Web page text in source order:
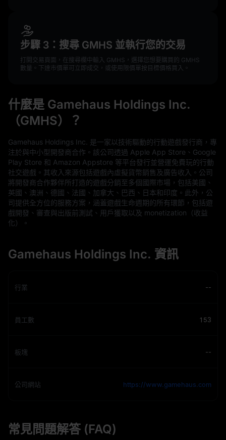
步驟 3：搜尋 GMHS 並執行您的交易
打開交易頁面，在搜尋欄中輸入 GMHS，選擇您想要購買的 GMHS
數量。下達市價單可立即成交，或使用限價單按目標價格買入。
什麼是 Gamehaus Holdings Inc.
（GMHS）？
Gamehaus Holdings Inc. 是一家以技術驅動的行動遊戲發行商，專
注於與中小型開發商合作。該公司透過 Apple App Store、Google
Play Store 和 Amazon Appstore 等平台發行並營運免費玩的行動
社交遊戲。其收入來源包括遊戲內虛擬貨幣銷售及廣告收入。公司
將開發商合作夥伴所打造的遊戲分銷至多個國際市場，包括美國、
英國、澳洲、德國、法國、加拿大、巴西、日本和印度。此外，公
司提供全方位的服務方案，涵蓋遊戲生命週期的所有環節，包括遊
戲開發、審查與出版前測試、用戶獲取以及 monetization（收益
化）。
Gamehaus Holdings Inc. 資訊
行業 --
員工數 153
板塊 --
公司網站 https://www.gamehaus.com
常見問題解答 (FAQ)